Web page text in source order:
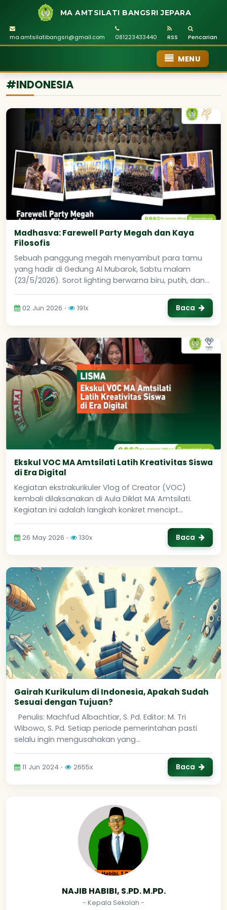
MA AMTSILATI BANGSRI JEPARA
ma.amtsilatibangsri@gmail.com 081223433440 RSS Pencarian
MENU
#INDONESIA
Madhasva: Farewell Party Megah dan Kaya
Filosofis
Sebuah panggung megah menyambut para tamu
yang hadir di Gedung Al Mubarok, Sabtu malam
(23/5/2026). Sorot lighting berwarna biru, putih, dan...
02 Jun 2026 ⋅ 191x Baca
Ekskul VOC MA Amtsilati Latih Kreativitas Siswa
di Era Digital
Kegiatan ekstrakurikuler Vlog of Creator (VOC)
kembali dilaksanakan di Aula Diklat MA Amtsilati.
Kegiatan ini adalah langkah konkret mencipt...
26 May 2026 ⋅ 130x Baca
Gairah Kurikulum di Indonesia, Apakah Sudah
Sesuai dengan Tujuan?
Penulis: Machfud Albachtiar, S. Pd. Editor: M. Tri
Wibowo, S. Pd. Setiap periode pemerintahan pasti
selalu ingin mengusahakan yang...
11 Jun 2024 ⋅ 2655x Baca
NAJIB HABIBI, S.PD. M.PD.
- Kepala Sekolah -